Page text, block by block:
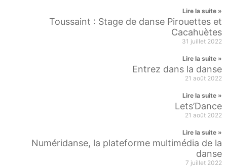
Lire la suite »
Toussaint : Stage de danse Pirouettes et
Cacahuètes
31 juillet 2022
Lire la suite »
Entrez dans la danse
21 août 2022
Lire la suite »
Lets’Dance
21 août 2022
Lire la suite »
Numéridanse, la plateforme multimédia de la
danse
7 juillet 2022